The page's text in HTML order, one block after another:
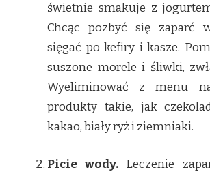
świetnie smakuje z
Chcąc pozbyć się zaparć
sięgać po kefiry i kasze.
suszone morele i śliwki,
Wyeliminować z menu
produkty takie, jak
kakao, biały ryż i ziemniaki.
Picie wody. Leczenie